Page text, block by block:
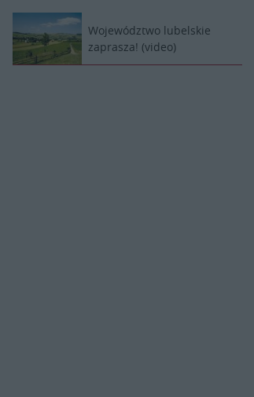
Województwo lubelskie
zaprasza! (video)